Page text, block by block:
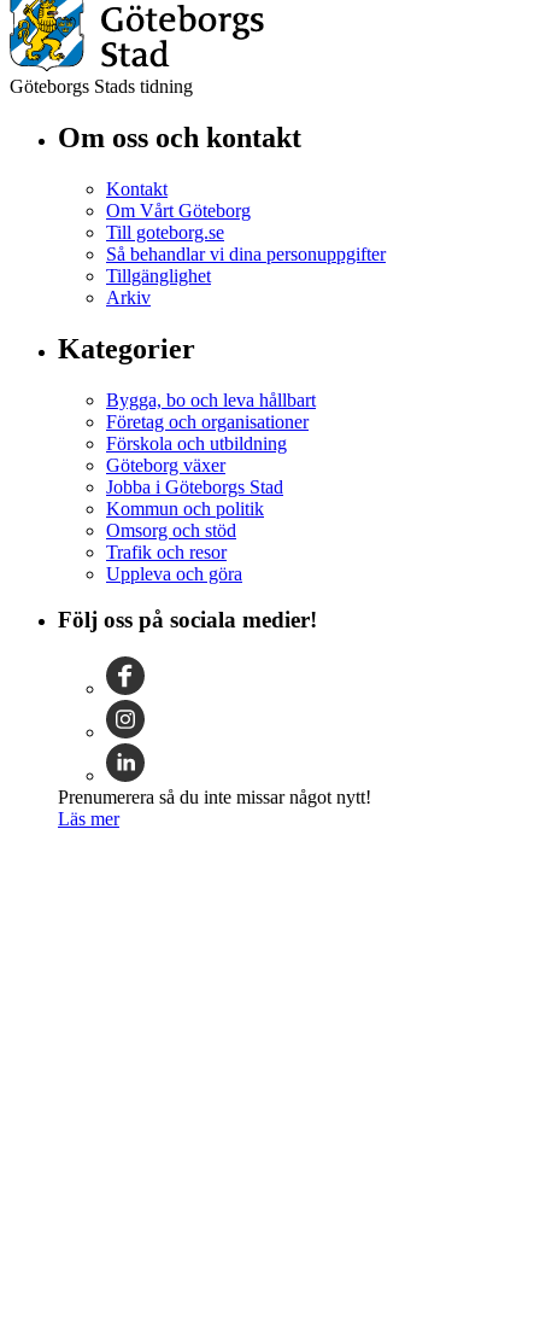
Göteborgs Stads tidning
Om oss och kontakt
Kontakt
Om Vårt Göteborg
Till goteborg.se
Så behandlar vi dina personuppgifter
Tillgänglighet
Arkiv
Kategorier
Bygga, bo och leva hållbart
Företag och organisationer
Förskola och utbildning
Göteborg växer
Jobba i Göteborgs Stad
Kommun och politik
Omsorg och stöd
Trafik och resor
Uppleva och göra
Följ oss på sociala medier!
Prenumerera så du inte missar något nytt!
Läs mer